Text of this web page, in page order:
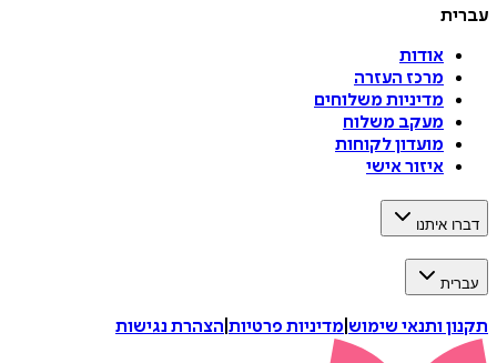
עברית
אודות
מרכז העזרה
מדיניות משלוחים
מעקב משלוח
מועדון לקוחות
איזור אישי
דברו איתנו
עברית
תקנון ותנאי שימוש מדיניות פרטיות הצהרת נגישות